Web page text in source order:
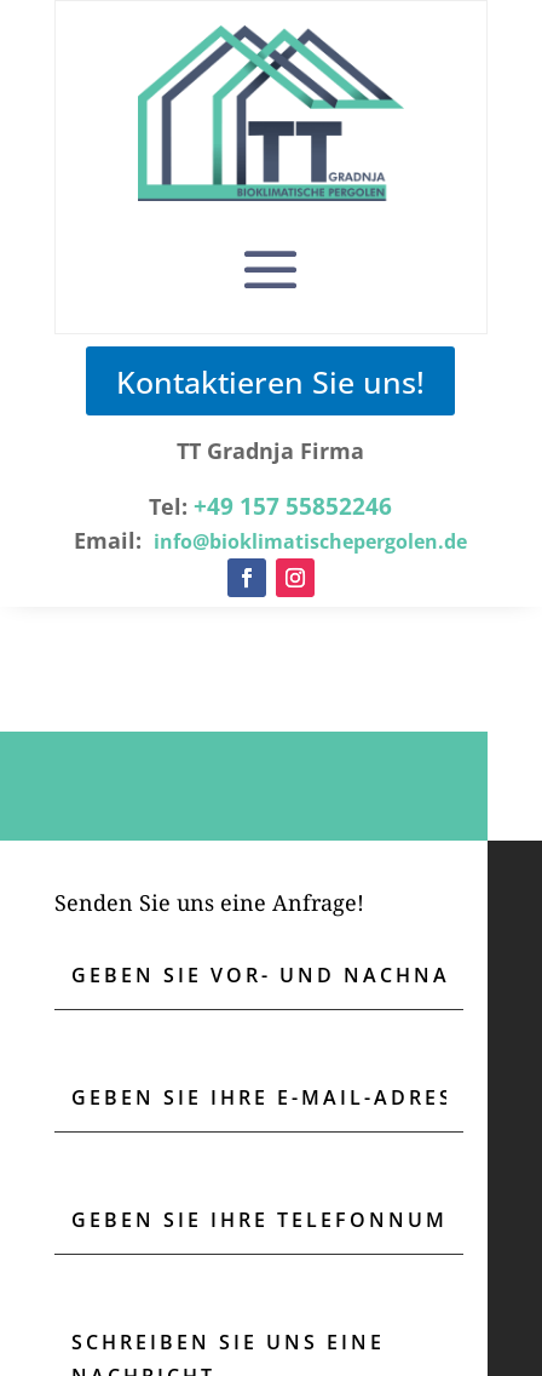
Kontaktieren Sie uns!
TT Gradnja Firma
Tel: +49 157 55852246
Email: info@bioklimatischepergolen.de
Senden Sie uns eine Anfrage!